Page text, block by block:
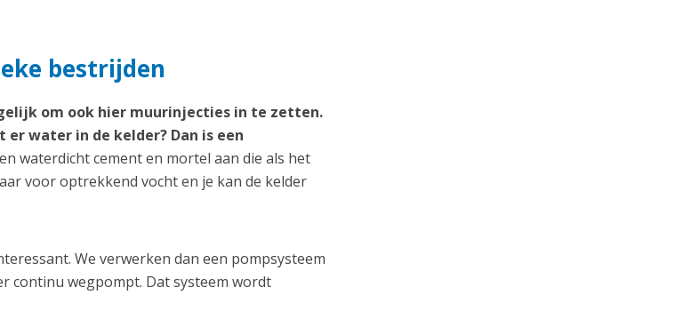
bestrijden
om ook hier muurinjecties in te zetten.
water in de kelder? Dan is een
waterdicht cement en mortel aan die als het
voor optrekkend vocht en je kan de kelder
We verwerken dan een pompsysteem
continu wegpompt. Dat systeem wordt